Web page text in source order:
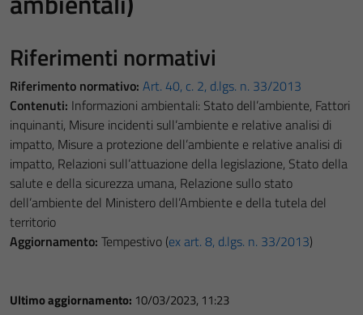
Riferimenti normativi
Riferimento normativo: Art. 40, c. 2, d.lgs. n. 33/2013
Contenuti: Informazioni ambientali: Stato dell’ambiente, Fattori
inquinanti, Misure incidenti sull’ambiente e relative analisi di
impatto, Misure a protezione dell’ambiente e relative analisi di
impatto, Relazioni sull’attuazione della legislazione, Stato della
salute e della sicurezza umana, Relazione sullo stato
dell’ambiente del Ministero dell’Ambiente e della tutela del
territorio
Aggiornamento: Tempestivo (ex art. 8, d.lgs. n. 33/2013)
Ultimo aggiornamento: 10/03/2023, 11:23